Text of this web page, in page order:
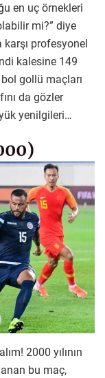
en uç örnekleri
mi?” diye
profesyonel
kalesine 149
gollü maçları
da gözler
yenilgileri…
2000 yılının
bu maç,